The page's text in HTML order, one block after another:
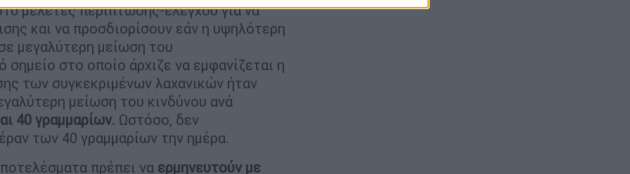
μελέτες περίπτωσης-ελέγχου για να
και να προσδιορίσουν εάν η υψηλότερη
μεγαλύτερη μείωση του
σημείο στο οποίο άρχιζε να εμφανίζεται η
των συγκεκριμένων λαχανικών ήταν
μείωση του κινδύνου ανά
40 γραμμαρίων. Ωστόσο, δεν
των 40 γραμμαρίων την ημέρα.
πρέπει να ερμηνευτούν με